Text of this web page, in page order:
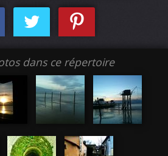
dans ce répertoire